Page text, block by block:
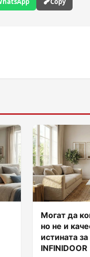
Могат да
но не и
истината
INFINIDOOR